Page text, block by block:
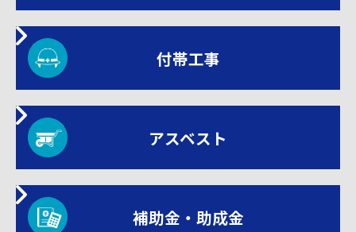
付帯工事
アスベスト
補助金・助成金